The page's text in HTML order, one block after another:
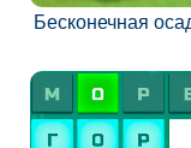
Бесконечная